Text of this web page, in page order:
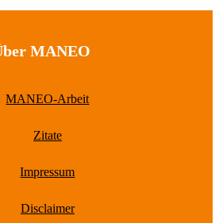
MANEO
MANEO-Arbeit
Zitate
Impressum
Disclaimer